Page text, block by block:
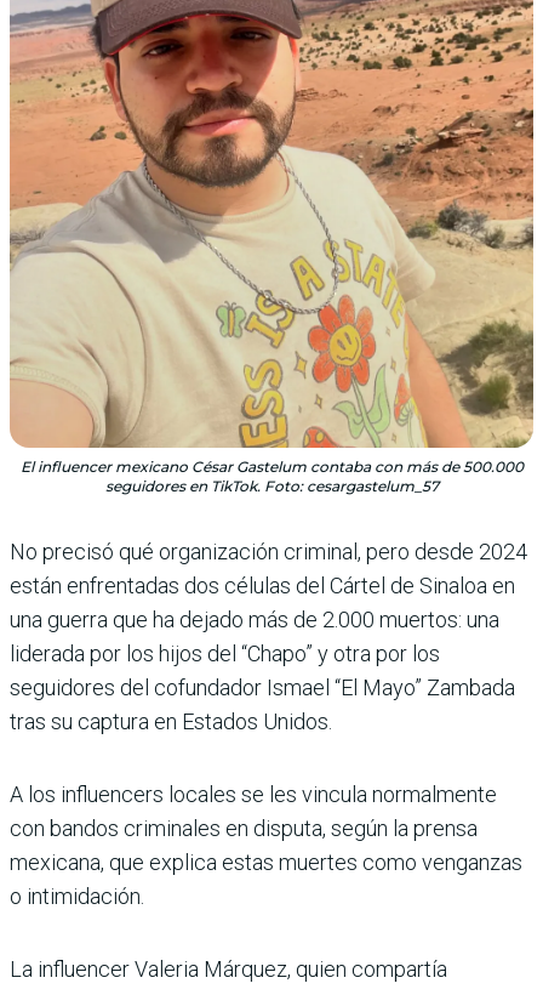
El influencer mexicano César Gastelum contaba con más de 500.000
seguidores en TikTok. Foto: cesargastelum_57
No precisó qué organización criminal, pero desde 2024
están enfrentadas dos células del Cártel de Sinaloa en
una guerra que ha dejado más de 2.000 muertos: una
liderada por los hijos del “Chapo” y otra por los
seguidores del cofundador Ismael “El Mayo” Zambada
tras su captura en Estados Unidos.
A los influencers locales se les vincula normalmente
con bandos criminales en disputa, según la prensa
mexicana, que explica estas muertes como venganzas
o intimidación.
La influencer Valeria Márquez, quien compartía